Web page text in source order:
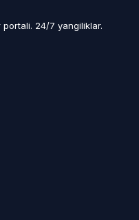
24/7 yangiliklar.